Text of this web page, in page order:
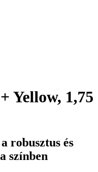
Yellow, 1,75
robusztus és
színben